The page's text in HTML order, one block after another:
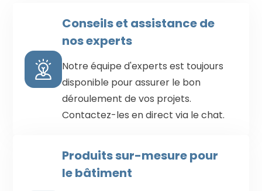
Conseils et assistance de
nos experts
Notre équipe d'experts est toujours
disponible pour assurer le bon
déroulement de vos projets.
Contactez-les en direct via le chat.
Produits sur-mesure pour
le bâtiment